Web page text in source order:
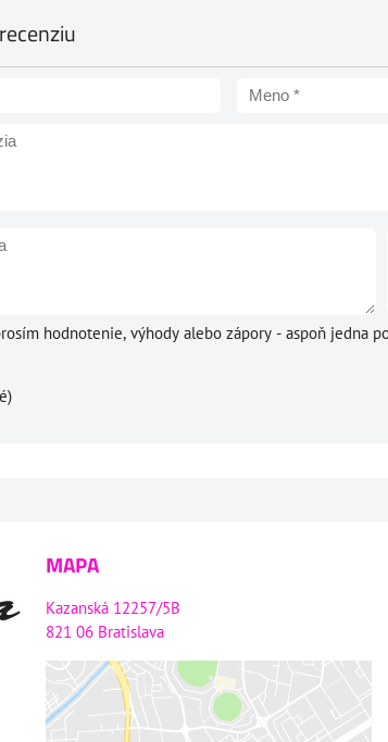
hodnotenie, výhody alebo zápory - aspoň jedna
MAPA
Kazanská 12257/5B
821 06 Bratislava
Externý obsah je blokovaný